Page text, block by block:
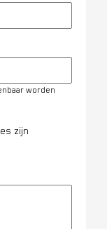
worden
zijn